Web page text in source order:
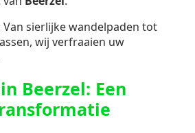
Van sierlijke wandelpaden tot
wij verfraaien uw
Beerzel: Een